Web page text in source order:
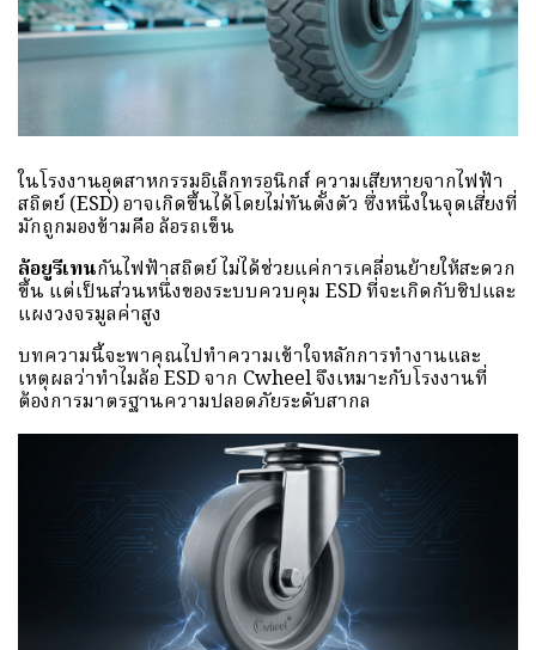
ในโรงงานอุตสาหกรรมอิเล็กทรอนิกส์ ความเสียหายจากไฟฟ้า
สถิตย์ (ESD) อาจเกิดขึ้นได้โดยไม่ทันตั้งตัว ซึ่งหนึ่งในจุดเสี่ยงที่
มักถูกมองข้ามคือ ล้อรถเข็น
ล้อยูรีเทนกันไฟฟ้าสถิตย์ ไม่ได้ช่วยแค่การเคลื่อนย้ายให้สะดวก
ขึ้น แต่เป็นส่วนหนึ่งของระบบควบคุม ESD ที่จะเกิดกับชิปและ
แผงวงจรมูลค่าสูง
บทความนี้จะพาคุณไปทำความเข้าใจหลักการทำงานและ
เหตุผลว่าทำไมล้อ ESD จาก Cwheel จึงเหมาะกับโรงงานที่
ต้องการมาตรฐานความปลอดภัยระดับสากล